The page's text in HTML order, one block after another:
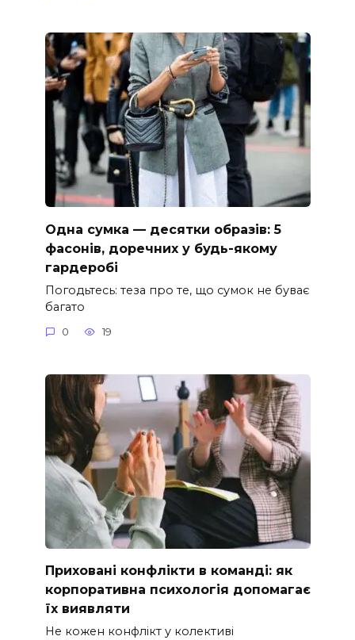
Одна сумка — десятки образів: 5
фасонів, доречних у будь-якому
гардеробі
Погодьтесь: теза про те, що сумок не буває
багато
0 19
Приховані конфлікти в команді: як
корпоративна психологія допомагає
їх виявляти
Не кожен конфлікт у колективі